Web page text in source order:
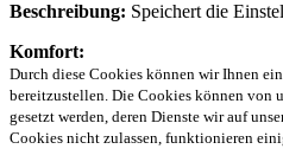
Beschreibung: Speichert die
Komfort:
Durch diese Cookies können wir Ihnen
bereitzustellen. Die Cookies können von
gesetzt werden, deren Dienste wir auf
Cookies nicht zulassen, funktionieren